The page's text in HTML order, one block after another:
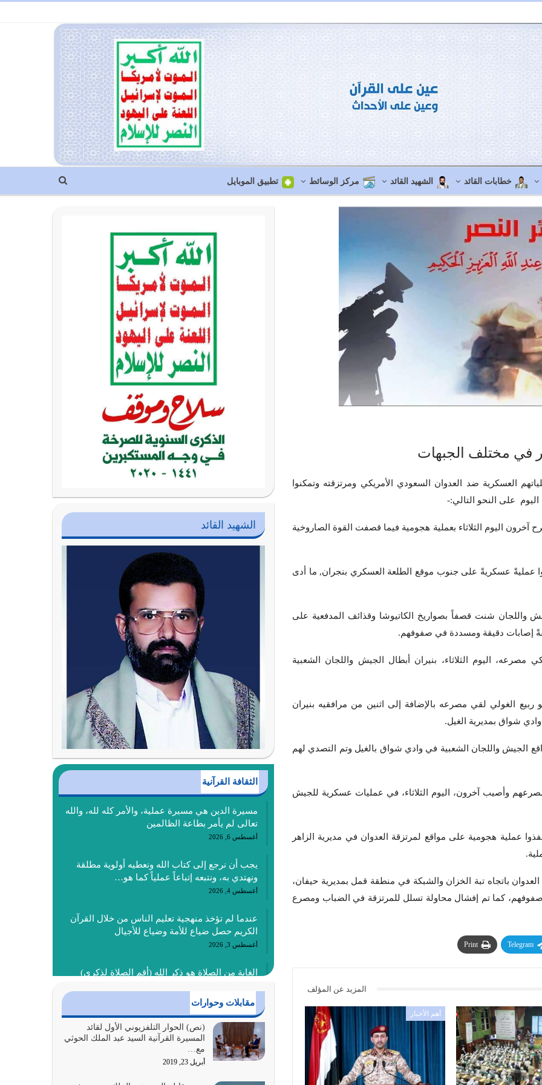
خطابات القائد الشهيد القائد مركز الوسائط تطبيق الموبايل
العسكرية ضد العدوان السعودي الأمريكي ومرتزقته وتمكنوا
على النحو التالي:-
اليوم الثلاثاء بعملية هجومية فيما قصفت القوة الصاروخية
عمليةً عسكريةً على جنوب موقع الطلعة العسكري بنجران, ما أدى
واللجان شنت قصفاً بصواريخ الكاتيوشا وقذائف المدفعية على
إصابات دقيقة ومسددة في صفوفهم.
اليوم الثلاثاء، بنيران أبطال الجيش واللجان الشعبية
الغولي لقي مصرعه بالإضافة إلى اثنين من مرافقيه بنيران
شواق بمديرية الغيل.
الجيش واللجان الشعبية في وادي شواق بالغيل وتم التصدي لهم
وأصيب آخرون، اليوم الثلاثاء، في عمليات عسكرية للجيش
عملية هجومية على مواقع لمرتزقة العدوان في مديرية الزاهر
باتجاه تبة الخزان والشبكة في منطقة قمل بمديرية حيفان،
كما تم إفشال محاولة تسلل للمرتزقة في الضباب ومصرع
Telegram
Print
المزيد عن المؤلف
أهم الأخبار
الشهيد القائد
الثقافة القرآنية
مسيرة الدين هي مسيرة عملية، والأمر كله لله، والله
تعالى لم يأمر بطاعة الظالمين
أغسطس 6, 2026
يجب أن نرجع إلى كتاب الله ونعطيه أولوية مطلقة
ونهتدي به، ونتبعه إتباعاً عملياً كما هو…
أغسطس 4, 2026
عندما لم تؤخذ منهجية تعليم الناس من خلال القرآن
الكريم حصل ضياع للأمة وضياع للأجيال
أغسطس 3, 2026
الغاية من الصلاة هو ذكر الله (أقم الصلاة لذكري)
أغسطس 2, 2026
السبب الرئيسي لشقاء الأمة الابتعاد عن كتاب الله
والتعدي لحدود الله بالإضافات للدين
أغسطس 1, 2026
أبرز أسباب الشقاء هو الإعراض عن ذكر الله وعن هدى
مقابلات وحوارات
(نص) الحوار التلفزيوني الأول لقائد
المسيرة القرآنية السيد عبد الملك الحوثي
مع…
أبريل 23, 2019